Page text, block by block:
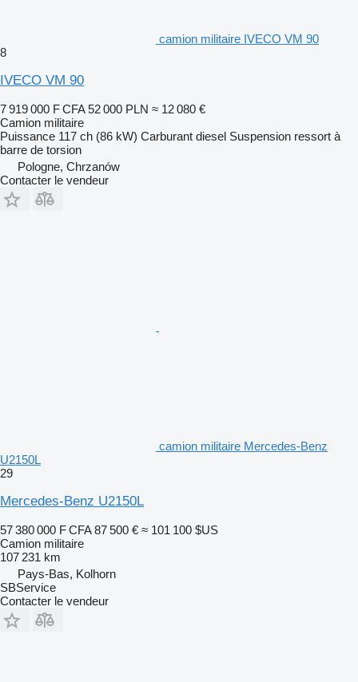
camion militaire IVECO VM 90
8
IVECO VM 90
7 919 000 F CFA 52 000 PLN ≈ 12 080 €
Camion militaire
Puissance 117 ch (86 kW) Carburant diesel Suspension ressort à
barre de torsion
Pologne, Chrzanów
Contacter le vendeur
camion militaire Mercedes-Benz
U2150L
29
Mercedes-Benz U2150L
57 380 000 F CFA 87 500 € ≈ 101 100 $US
Camion militaire
107 231 km
Pays-Bas, Kolhorn
SBService
Contacter le vendeur